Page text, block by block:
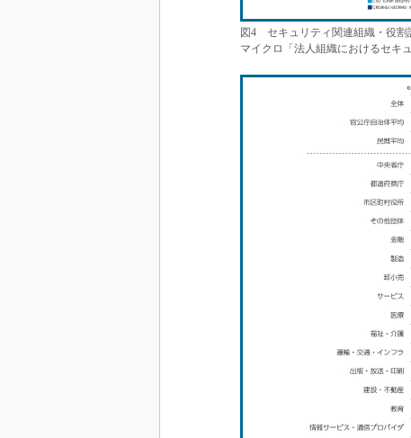
図4 セキュリティ関連組織・役割
マイクロ「法人組織におけるセキ